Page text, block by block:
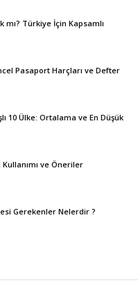
mı? Türkiye İçin Kapsamlı
Pasaport Harçları ve Defter
10 Ülke: Ortalama ve En Düşük
ve Öneriler
Gerekenler Nelerdir ?